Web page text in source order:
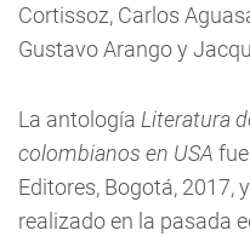
Cortissoz, Carlos
Gustavo Arango y
La antología Literatura
colombianos en USA
Editores, Bogotá, 2017,
realizado en la pasada